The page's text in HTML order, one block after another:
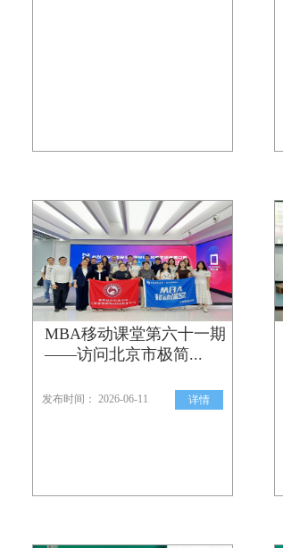
MBA移动课堂第六十一期
——访问北京市极简...
发布时间： 2026-06-11 详情